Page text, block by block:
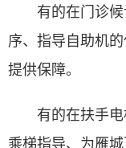
有的在门诊
序、指导自助机
提供保障。
有的在扶手
乘梯指导、为雁